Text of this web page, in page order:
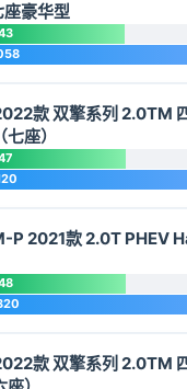
豪华型
款 双擎系列 2.0TM
座）
P 2021款 2.0T PHEV
款 双擎系列 2.0TM